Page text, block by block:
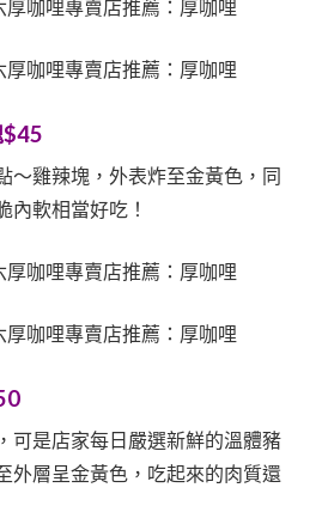
～雞辣塊，外表炸至金黃色，同
內軟相當好吃！
可是店家每日嚴選新鮮的溫體豬
外層呈金黃色，吃起來的肉質還